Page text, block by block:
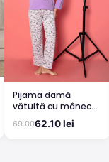
Pijama damă
vătuită cu mânecă
lungă și pantaloni
lungi din bumbac,
69.0062.10 lei